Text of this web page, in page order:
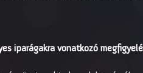
iparágakra vonatkozó